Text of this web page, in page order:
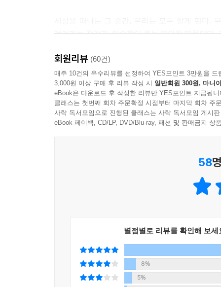
것이라는 착각과, 익숙함이 주는 편안함 때문이다
13년간 1,000명을 인터뷰하고 알게 된,
200만 명을 ‘지금부터 살게 한’ 김작가의 인생 인사
많은 사람이 ‘돈만 있으면 살 수 있을 거 같다’, ‘
김작가는 알게 됐다. 막상 삶이 힘들어 자살을 시
무엇이 있어야 한다는 것을. 돈 버는 일은 중요하
아직 기회가 남은 당신께 보내는 천 개의 인생이 주
흐름을 느낀 에피소드, 택시 기사인 아버지를 부
깨달은 것들을 통해, 자기 삶의 전부는 아닐지라
자신의 삶에서 좀 더 일찍, 좀 더 행복하게, 좀 더
회원리뷰 (60건)
매주 10건의 우수리뷰를 선정하여 YES포인트 3만원을 드
3,000원 이상 구매 후 리뷰 작성 시 일반회원 300원, 마니
eBook은 다운로드 후 작성한 리뷰만 YES포인트 지급됩니
클래스는 첫번째 회차 주문확정 시점부터 마지막 회차 주
사락 독서모임으로 진행된 클래스는 사락 독서모임 게시
eBook 페이백, CD/LP, DVD/Blu-ray, 패션 및 판매금지 상
58
별점별로 리뷰를 확인해 보세
8%
5%